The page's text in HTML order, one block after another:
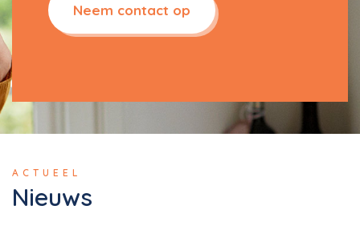
Neem contact op
Nieuws
ACTUEEL